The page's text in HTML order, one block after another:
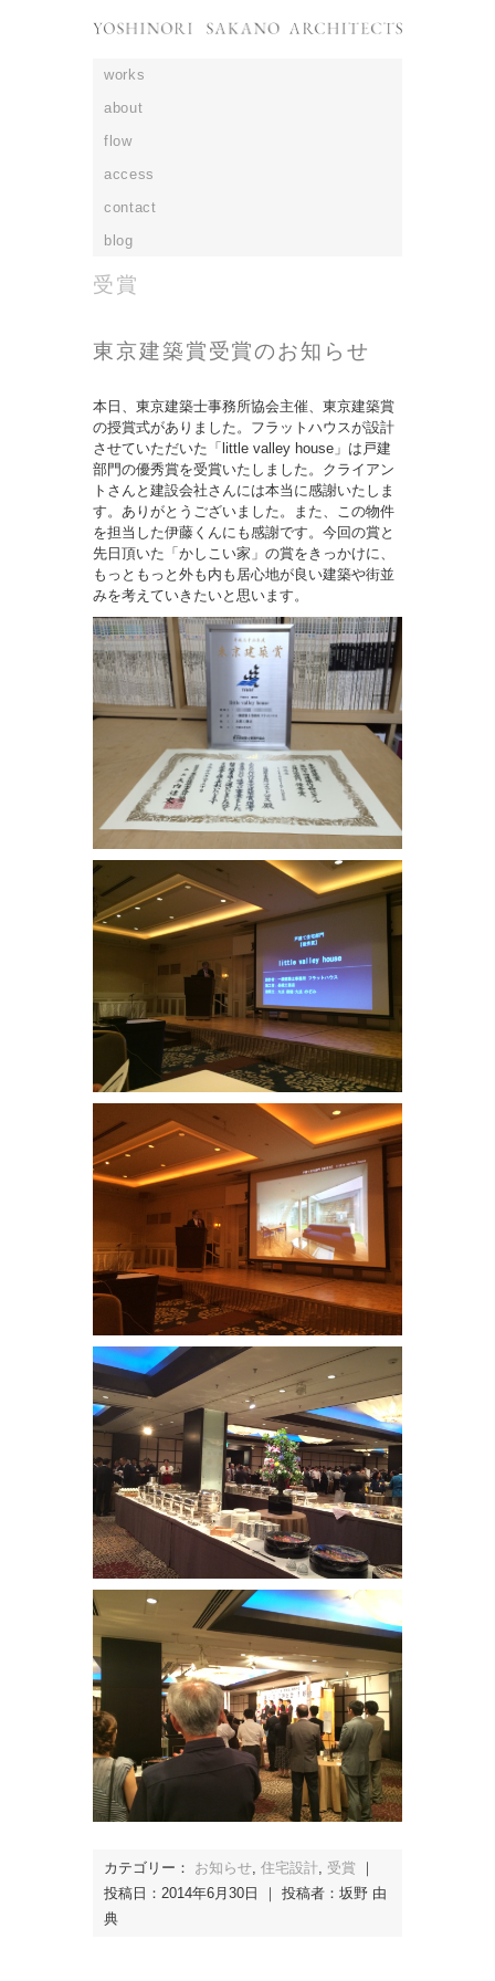
works
about
flow
access
contact
blog
受賞
東京建築賞受賞のお知らせ
本日、東京建築士事務所協会主催、東京建築賞
の授賞式がありました。フラットハウスが設計
させていただいた「little valley house」は戸建
部門の優秀賞を受賞いたしました。クライアン
トさんと建設会社さんには本当に感謝いたしま
す。ありがとうございました。また、この物件
を担当した伊藤くんにも感謝です。今回の賞と
先日頂いた「かしこい家」の賞をきっかけに、
もっともっと外も内も居心地が良い建築や街並
みを考えていきたいと思います。
カテゴリー： お知らせ 住宅設計 受賞 ｜
投稿日：2014年6月30日 ｜ 投稿者：坂野 由
典